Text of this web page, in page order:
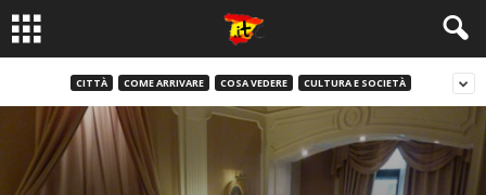
CITTÀ COME ARRIVARE COSA VEDERE CULTURA E SOCIETÀ